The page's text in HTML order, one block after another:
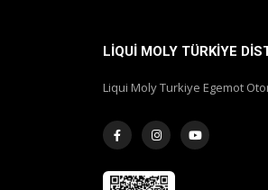
LIQUI MOLY TÜRKIYE
Liqui Moly Turkiye Egemot